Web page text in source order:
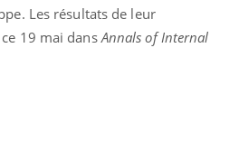
Les résultats de leur
19 mai dans Annals of Internal